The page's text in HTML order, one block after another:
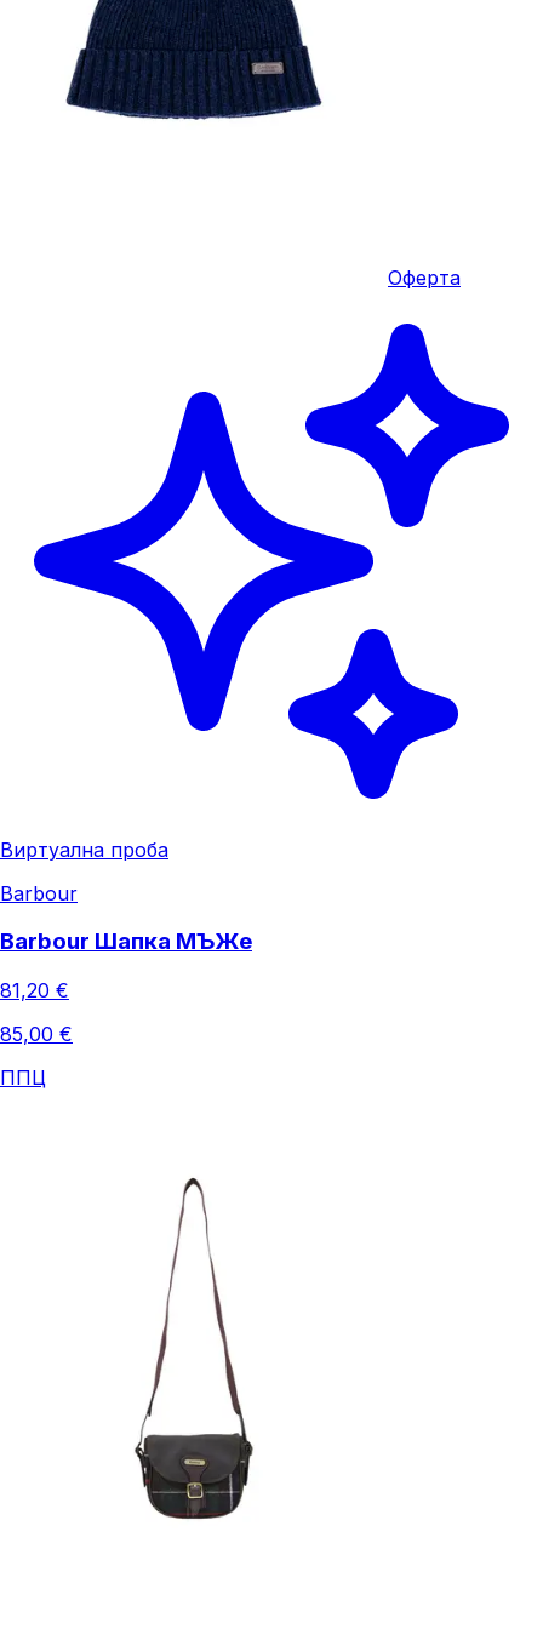
Оферта
Виртуална проба
Barbour
Barbour Шапка МЪЖe
81,20 €
85,00 €
ППЦ